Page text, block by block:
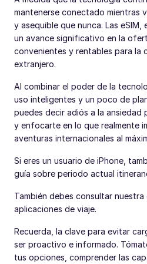
mantenerse conectado mientras
y asequible que nunca. Las
un avance significativo en la
convenientes y rentables para la
extranjero.
Al combinar el poder de la
uso inteligentes y un poco de
puedes decir adiós a la ansiedad
y enfocarte en lo que realmente
aventuras internacionales al
Si eres un usuario de iPhone,
guía sobre periodo actual
También debes consultar nuestra
aplicaciones de viaje.
Recuerda, la clave para evitar
ser proactivo e informado.
tus opciones, comprender las